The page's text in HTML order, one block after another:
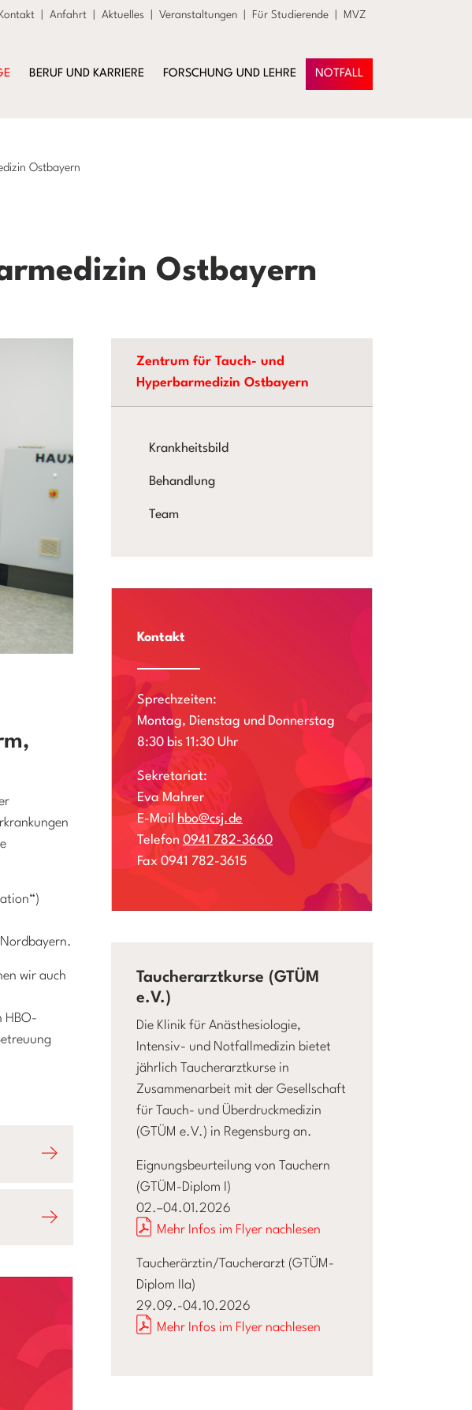
Kontakt Anfahrt Aktuelles Veranstaltungen Für Studierende MVZ
BERUF UND KARRIERE FORSCHUNG UND LEHRE NOTFALL
Ostbayern
Ostbayern
wir auch
HBO-
Zentrum für Tauch- und
Hyperbarmedizin Ostbayern
Krankheitsbild
Behandlung
Team
Kontakt
Sprechzeiten:
Montag, Dienstag und Donnerstag
8:30 bis 11:30 Uhr
Sekretariat:
Eva Mahrer
E-Mail
hbo@csj.de
Telefon 0941 782-3660
Fax 0941 782-3615
Taucherarztkurse (GTÜM
e.V.)
Die Klinik für Anästhesiologie,
Intensiv- und Notfallmedizin bietet
jährlich Taucherarztkurse in
Zusammenarbeit mit der Gesellschaft
für Tauch- und Überdruckmedizin
(GTÜM e.V.) in Regensburg an.
Eignungsbeurteilung von Tauchern
(GTÜM-Diplom I)
02.–04.01.2026
Mehr Infos im Flyer nachlesen
Taucherärztin/Taucherarzt (GTÜM-
Diplom IIa)
29.09.-04.10.2026
Mehr Infos im Flyer nachlesen